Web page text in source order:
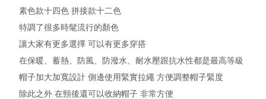
素色款十四色 拼接款十二色
特調了很多時髦流行的顏色
讓大家有更多選擇 可以有更多穿搭
在保暖、蓄熱、防風、防潑水、耐水壓跟抗水性都是最高等級
帽子加大加寬設計 側邊使用緊實拉繩 方便調整帽子緊度
除此之外 在頸後還可以收納帽子 非常方便